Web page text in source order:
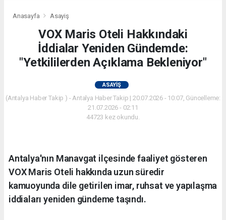
Anasayfa Asayiş
VOX Maris Oteli Hakkındaki
İddialar Yeniden Gündemde:
"Yetkililerden Açıklama Bekleniyor"
ASAYIŞ
(Antalya Haber Takip ) - Antalya Haber Takip | 20.07.2026 - 10:07, Güncelleme:
21.07.2026 - 02:11
44723 kez okundu.
Antalya'nın Manavgat ilçesinde faaliyet gösteren
VOX Maris Oteli hakkında uzun süredir
kamuoyunda dile getirilen imar, ruhsat ve yapılaşma
iddiaları yeniden gündeme taşındı.